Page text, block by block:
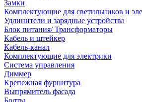
Замки
Комплектующие для светильников и
Удлинители и зарядные устройства
Блок питания/ Трансформаторы
Кабель и штейкер
Кабель-канал
Комплектующие для электрики
Система управления
Диммер
Крепежная фурнитура
Выпрямитель фасада
Болты